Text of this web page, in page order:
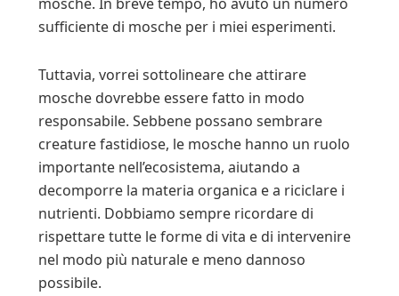
sufficiente di mosche per i miei esperimenti.
Tuttavia, vorrei sottolineare che attirare
mosche dovrebbe essere fatto in modo
responsabile. Sebbene possano sembrare
creature fastidiose, le mosche hanno un ruolo
importante nell’ecosistema, aiutando a
decomporre la materia organica e a riciclare i
nutrienti. Dobbiamo sempre ricordare di
rispettare tutte le forme di vita e di intervenire
nel modo più naturale e meno dannoso
possibile.